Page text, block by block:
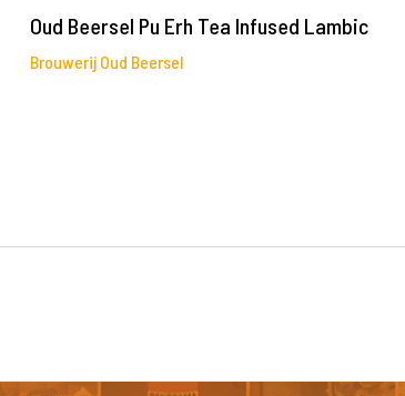
Oud Beersel Pu Erh Tea Infused Lambic
Brouwerij Oud Beersel